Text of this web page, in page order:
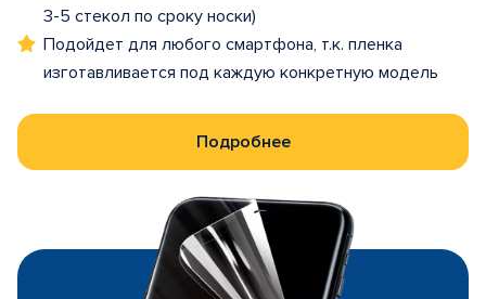
3-5 стекол по сроку носки)
Подойдет для любого смартфона, т.к. пленка
изготавливается под каждую конкретную модель
Подробнее